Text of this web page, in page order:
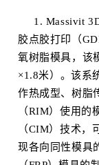
1. Massivit 3D
胶点胶打印（
氧树脂模具，该
×1.8米）。该系
作热成型、树脂
（RIM）使用的
（CIM）技术，
现各向同性模具